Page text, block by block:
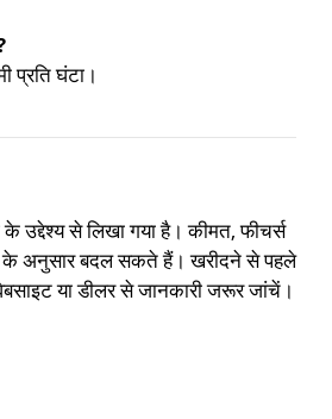
प्रति घंटा।
उद्देश्य से लिखा गया है। कीमत, फीचर्स
अनुसार बदल सकते हैं। खरीदने से पहले
या डीलर से जानकारी जरूर जांचें।